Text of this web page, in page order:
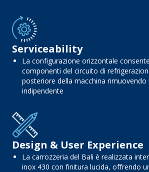
Serviceability
La configurazione orizzontale
componenti del circuito di
posteriore della macchina rimuovendo
indipendente
Design & User Experience
La carrozzeria del Bali è realizzata
inox 430 con finitura lucida, offrendo